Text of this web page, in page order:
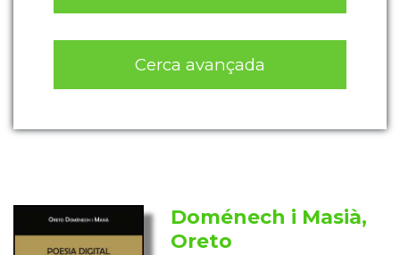
Cerca avançada
Doménech i Masià,
Oreto